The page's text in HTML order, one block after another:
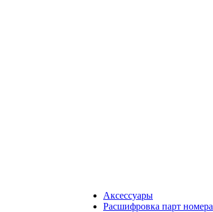
Аксессуары
Расшифровка парт номера